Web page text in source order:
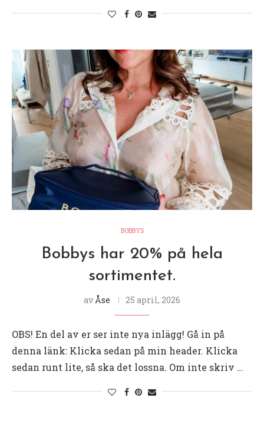
BOBBYS
Bobbys har 20% på hela
sortimentet.
av Åse 25 april, 2026
OBS! En del av er ser inte nya inlägg! Gå in på
denna länk: Klicka sedan på min header. Klicka
sedan runt lite, så ska det lossna. Om inte skriv …